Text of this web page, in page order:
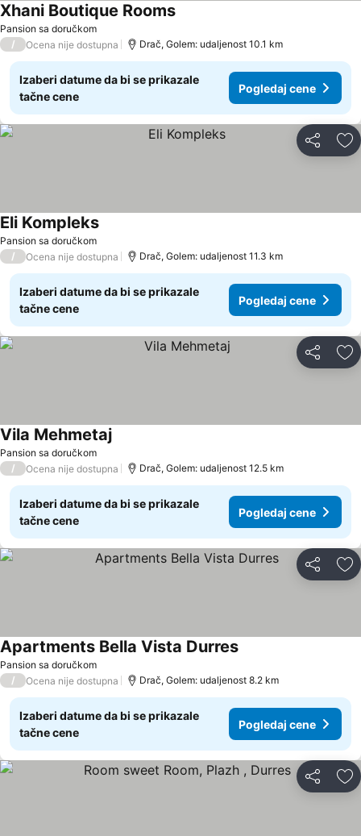
Pansion sa doručkom
Xhani Boutique Rooms
/ Ocena nije dostupna Drač, Golem: udaljenost 10.1 km
Izaberi datume da bi se prikazale
tačne cene
Pogledaj cene
Deli
Pansion sa doručkom
Eli Kompleks
/ Ocena nije dostupna Drač, Golem: udaljenost 11.3 km
Izaberi datume da bi se prikazale
tačne cene
Pogledaj cene
Deli
Pansion sa doručkom
Vila Mehmetaj
/ Ocena nije dostupna Drač, Golem: udaljenost 12.5 km
Izaberi datume da bi se prikazale
tačne cene
Pogledaj cene
Deli
Pansion sa doručkom
Apartments Bella Vista Durres
/ Ocena nije dostupna Drač, Golem: udaljenost 8.2 km
Izaberi datume da bi se prikazale
tačne cene
Pogledaj cene
Deli